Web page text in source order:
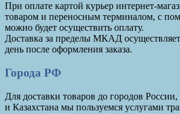
При оплате картой курьер интернет-
товаром и переносным терминалом, с
можно будет осуществить оплату.
Доставка за пределы МКАД
день после оформления заказа.
Города РФ
Для доставки товаров до городов
и Казахстана мы пользуемся услугами